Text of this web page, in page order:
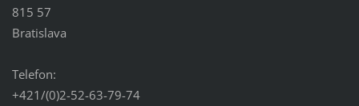
815 57
Bratislava
Telefon:
+421/(0)2-52-63-79-74